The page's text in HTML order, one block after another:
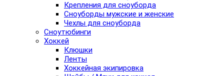
Крепления для сноуборда
Сноуборды мужские и женские
Чехлы для сноуборда
Сноутюбинги
Хоккей
Клюшки
Ленты
Хоккейная экипировка